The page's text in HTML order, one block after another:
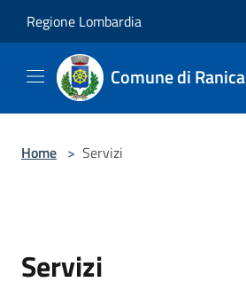
Regione Lombardia
Comune di Ranica
Home > Servizi
Servizi